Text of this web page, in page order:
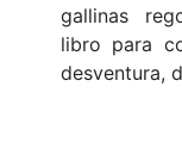
gallinas
libro para
desventura,